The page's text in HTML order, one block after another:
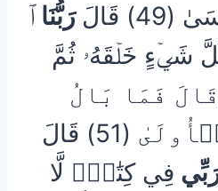
قَالَ رَبُّنَاٱ
شَيۡءٍ خَلۡقَهُۥ ثُمَّ
(50) قَالَ فَمَا بَالُ
ٱلۡقُرُونِ ٱلۡأُولَىٰ (51) قَالَ
فِي كِتَٰبٖۖ لَّا